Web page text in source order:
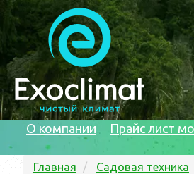
О компании Прайс лист
Главная Садовая техника